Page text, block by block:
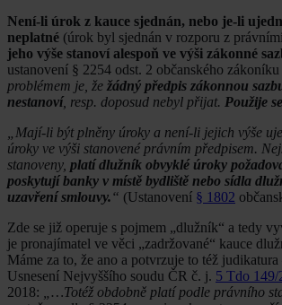
Není-li úrok z kauce sjednán, nebo je-li
neplatné (úrok byl sjednán v rozporu z
jeho výše stanoví alespoň ve výši zákonné
ustanovení § 2254 odst. 2 občanského zákoníku
problémem je, že žádný předpis zákonnou
nestanoví, resp. doposud nebyl přijat. Použije
„Mají-li být plněny úroky a není-li jejich výše
úroky ve výši stanovené právním předpisem.
stanoveny, platí dlužník obvyklé úroky
poskytují banky v místě bydliště nebo sídla
uzavření smlouvy.“ (Ustanovení § 1802
Zde se již operuje s pojmem „dlužník“ a tedy
je pronajímatel ve věci „zadržované“ kauce
Máme za to, že ano a potvrzuje to též
Usnesení Nejvyššího soudu ČR č. j. 5 Tdo 149/
2018:
„…Totéž obdobně platí podle právního